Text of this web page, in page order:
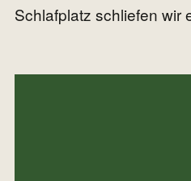
Schlafplatz schliefen wir